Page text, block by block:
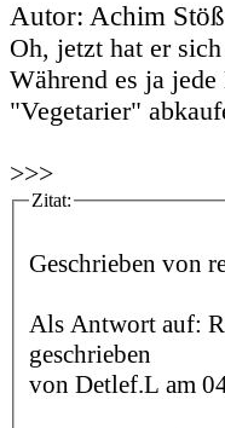
Autor: Achim
Oh, jetzt hat er
Während es ja
"Vegetarier"
>>>
Zitat:
Geschrieben von
Als Antwort auf:
geschrieben
von Detlef.L am